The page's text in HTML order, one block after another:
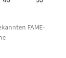
FAME-